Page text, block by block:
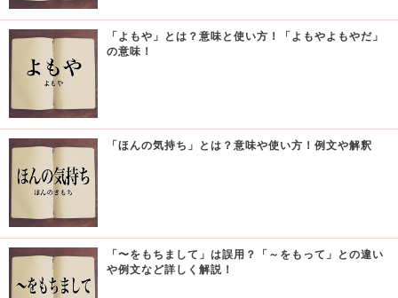
「よもや」とは？意味と使い方！「よもやよもやだ」
の意味！
「ほんの気持ち」とは？意味や使い方！例文や解釈
「〜をもちまして」は誤用？「～をもって」との違い
や例文など詳しく解説！